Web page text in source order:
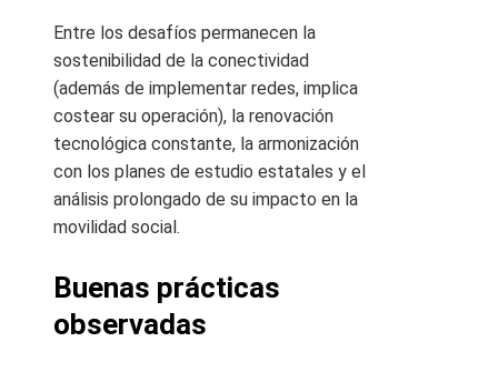
Entre los desafíos permanecen la
sostenibilidad de la conectividad
(además de implementar redes, implica
costear su operación), la renovación
tecnológica constante, la armonización
con los planes de estudio estatales y el
análisis prolongado de su impacto en la
movilidad social.
Buenas prácticas
observadas